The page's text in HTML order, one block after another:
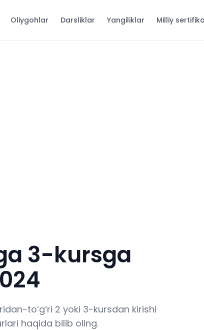
Oliygohlar Darsliklar Yangiliklar Milliy
3-kursga
to‘g‘ri 2 yoki 3-kursdan kirishi
haqida bilib oling.